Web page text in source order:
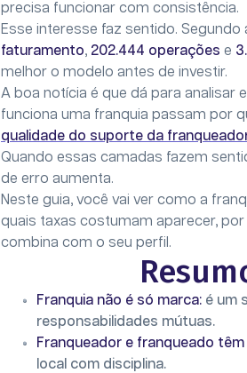
precisa funcionar com consistência.
Esse interesse faz sentido. Segundo
faturamento, 202.444 operações e
melhor o modelo antes de investir.
A boa notícia é que dá para
funciona uma franquia passam por
qualidade do suporte da
Quando essas camadas fazem
de erro aumenta.
Neste guia, você vai ver como a
quais taxas costumam aparecer,
combina com o seu perfil.
Franquia não é só marca: é um
responsabilidades mútuas.
Franqueador e franqueado
local com disciplina.